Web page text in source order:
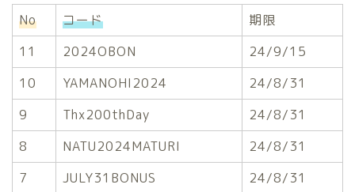
No コード
期限
11
2024OBON
24/9/15
10
YAMANOHI2024
24/8/31
9
Thx200thDay
24/8/31
8
NATU2024MATURI
24/8/31
7
JULY31BONUS 24/8/31